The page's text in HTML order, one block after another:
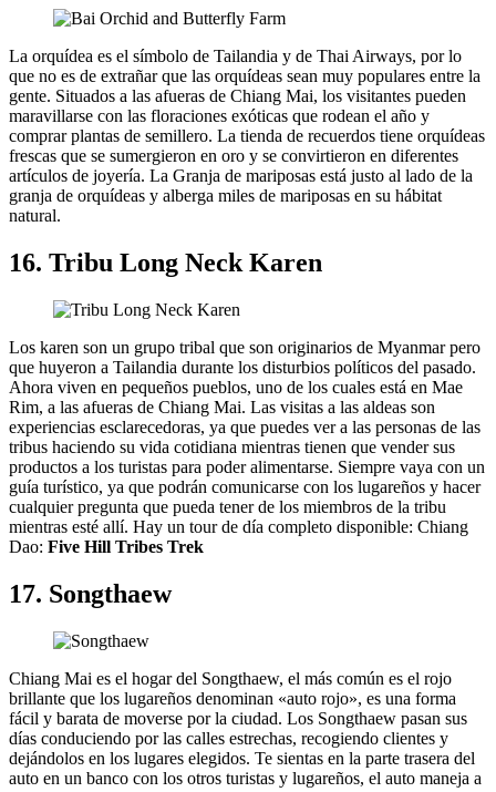
La orquídea es el símbolo de Tailandia y de Thai Airways, por lo
que no es de extrañar que las orquídeas sean muy populares entre la
gente. Situados a las afueras de Chiang Mai, los visitantes pueden
maravillarse con las floraciones exóticas que rodean el año y
comprar plantas de semillero. La tienda de recuerdos tiene orquídeas
frescas que se sumergieron en oro y se convirtieron en diferentes
artículos de joyería. La Granja de mariposas está justo al lado de la
granja de orquídeas y alberga miles de mariposas en su hábitat
natural.
16. Tribu Long Neck Karen
Los karen son un grupo tribal que son originarios de Myanmar pero
que huyeron a Tailandia durante los disturbios políticos del pasado.
Ahora viven en pequeños pueblos, uno de los cuales está en Mae
Rim, a las afueras de Chiang Mai. Las visitas a las aldeas son
experiencias esclarecedoras, ya que puedes ver a las personas de las
tribus haciendo su vida cotidiana mientras tienen que vender sus
productos a los turistas para poder alimentarse. Siempre vaya con un
guía turístico, ya que podrán comunicarse con los lugareños y hacer
cualquier pregunta que pueda tener de los miembros de la tribu
mientras esté allí. Hay un tour de día completo disponible: Chiang
Dao: Five Hill Tribes Trek
17. Songthaew
Chiang Mai es el hogar del Songthaew, el más común es el rojo
brillante que los lugareños denominan «auto rojo», es una forma
fácil y barata de moverse por la ciudad. Los Songthaew pasan sus
días conduciendo por las calles estrechas, recogiendo clientes y
dejándolos en los lugares elegidos. Te sientas en la parte trasera del
auto en un banco con los otros turistas y lugareños, el auto maneja a